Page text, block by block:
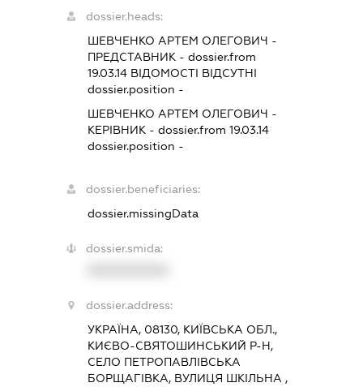
dossier.heads:
ШЕВЧЕНКО АРТЕМ ОЛЕГОВИЧ -
ПРЕДСТАВНИК - dossier.from
19.03.14 ВІДОМОСТІ ВІДСУТНІ
dossier.position -
ШЕВЧЕНКО АРТЕМ ОЛЕГОВИЧ -
КЕРІВНИК - dossier.from 19.03.14
dossier.position -
dossier.beneficiaries:
dossier.missingData
dossier.smida:
dossier.address:
УКРАЇНА, 08130, КИЇВСЬКА ОБЛ.,
КИЄВО-СВЯТОШИНСЬКИЙ Р-Н,
СЕЛО ПЕТРОПАВЛІВСЬКА
БОРЩАГІВКА, ВУЛИЦЯ ШКІЛЬНА ,